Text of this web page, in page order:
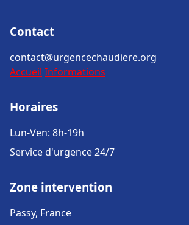
Contact
contact@urgencechaudiere.org
Accueil Informations
Horaires
Lun-Ven: 8h-19h
Service d'urgence 24/7
Zone intervention
Passy, France